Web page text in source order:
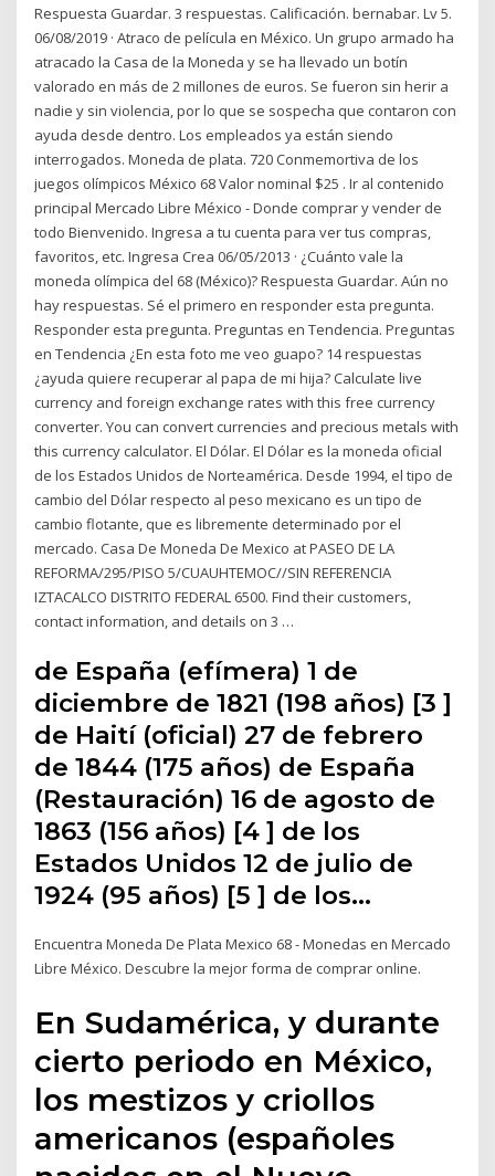
Respuesta Guardar. 3 respuestas. Calificación. bernabar. Lv 5.
06/08/2019 · Atraco de película en México. Un grupo armado ha
atracado la Casa de la Moneda y se ha llevado un botín
valorado en más de 2 millones de euros. Se fueron sin herir a
nadie y sin violencia, por lo que se sospecha que contaron con
ayuda desde dentro. Los empleados ya están siendo
interrogados. Moneda de plata. 720 Conmemortiva de los
juegos olímpicos México 68 Valor nominal $25 . Ir al contenido
principal Mercado Libre México - Donde comprar y vender de
todo Bienvenido. Ingresa a tu cuenta para ver tus compras,
favoritos, etc. Ingresa Crea 06/05/2013 · ¿Cuánto vale la
moneda olímpica del 68 (México)? Respuesta Guardar. Aún no
hay respuestas. Sé el primero en responder esta pregunta.
Responder esta pregunta. Preguntas en Tendencia. Preguntas
en Tendencia ¿En esta foto me veo guapo? 14 respuestas
¿ayuda quiere recuperar al papa de mi hija? Calculate live
currency and foreign exchange rates with this free currency
converter. You can convert currencies and precious metals with
this currency calculator. El Dólar. El Dólar es la moneda oficial
de los Estados Unidos de Norteamérica. Desde 1994, el tipo de
cambio del Dólar respecto al peso mexicano es un tipo de
cambio flotante, que es libremente determinado por el
mercado. Casa De Moneda De Mexico at PASEO DE LA
REFORMA/295/PISO 5/CUAUHTEMOC//SIN REFERENCIA
IZTACALCO DISTRITO FEDERAL 6500. Find their customers,
contact information, and details on 3 …
de España (efímera) 1 de
diciembre de 1821 (198 años) [3 ]
de Haití (oficial) 27 de febrero
de 1844 (175 años) de España
(Restauración) 16 de agosto de
1863 (156 años) [4 ] de los
Estados Unidos 12 de julio de
1924 (95 años) [5 ] de los…
Encuentra Moneda De Plata Mexico 68 - Monedas en Mercado
Libre México. Descubre la mejor forma de comprar online.
En Sudamérica, y durante
cierto periodo en México,
los mestizos y criollos
americanos (españoles